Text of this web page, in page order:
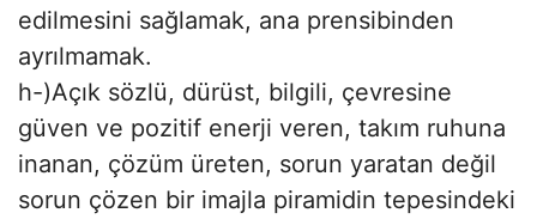
edilmesini sağlamak, ana prensibinden
ayrılmamak.
h-)Açık sözlü, dürüst, bilgili, çevresine
güven ve pozitif enerji veren, takım ruhuna
inanan, çözüm üreten, sorun yaratan değil
sorun çözen bir imajla piramidin tepesindeki